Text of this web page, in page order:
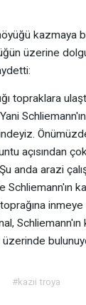
kazmaya
üzerine dolgu
topraklara
Schliemann'ın
açısından
anda arazi
inmeye
Schliemann'ın
#kazıi troya